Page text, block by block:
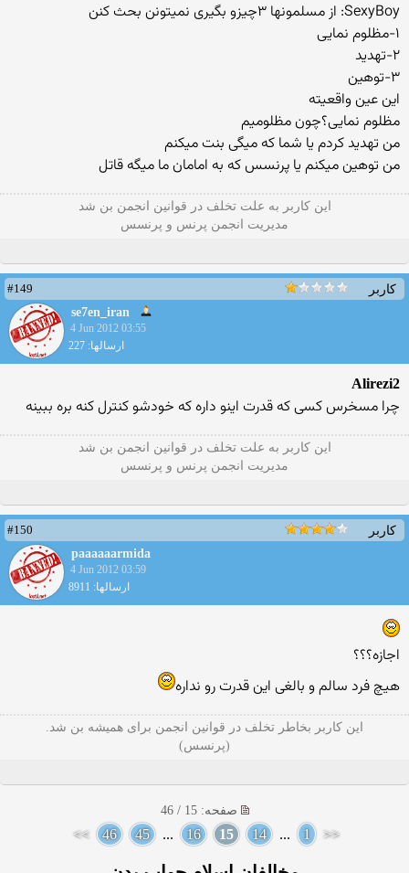
SexyBoy: از مسلمونها ۳چیزو بگیری نمیتونن بحث کنن
۱-مظلوم نمایی
۲-تهدید
۳-توهین
این عین واقعیته
مظلوم نمايى؟چون مظلوميم
من تهديد كردم يا شما كه ميگى بنت ميكنم
من توهين ميكنم يا پرنسس كه به امامان ما ميگه قاتل
این كاربر به علت تخلف در قوانین انجمن بن شد
مدیریت انجمن پرنس و پرنسس
کاربر
#149
se7en_iran
4 Jun 2012 03:55
ارسالها: 227
Alirezi2
چرا مسخرس كسى كه قدرت اينو داره كه خودشو كنترل كنه بره ببينه
این كاربر به علت تخلف در قوانین انجمن بن شد
مدیریت انجمن پرنس و پرنسس
کاربر
#150
paaaaaarmida
4 Jun 2012 03:59
ارسالها: 8911
اجازه؟؟؟
هیچ فرد سالم و بالغی این قدرت رو نداره
این کاربر بخاطر تخلف در قوانین انجمن برای همیشه بن شد.
(پرنسس)
صفحه: 15 / 46
<<
1
...
14
15
16
...
45
46
>>